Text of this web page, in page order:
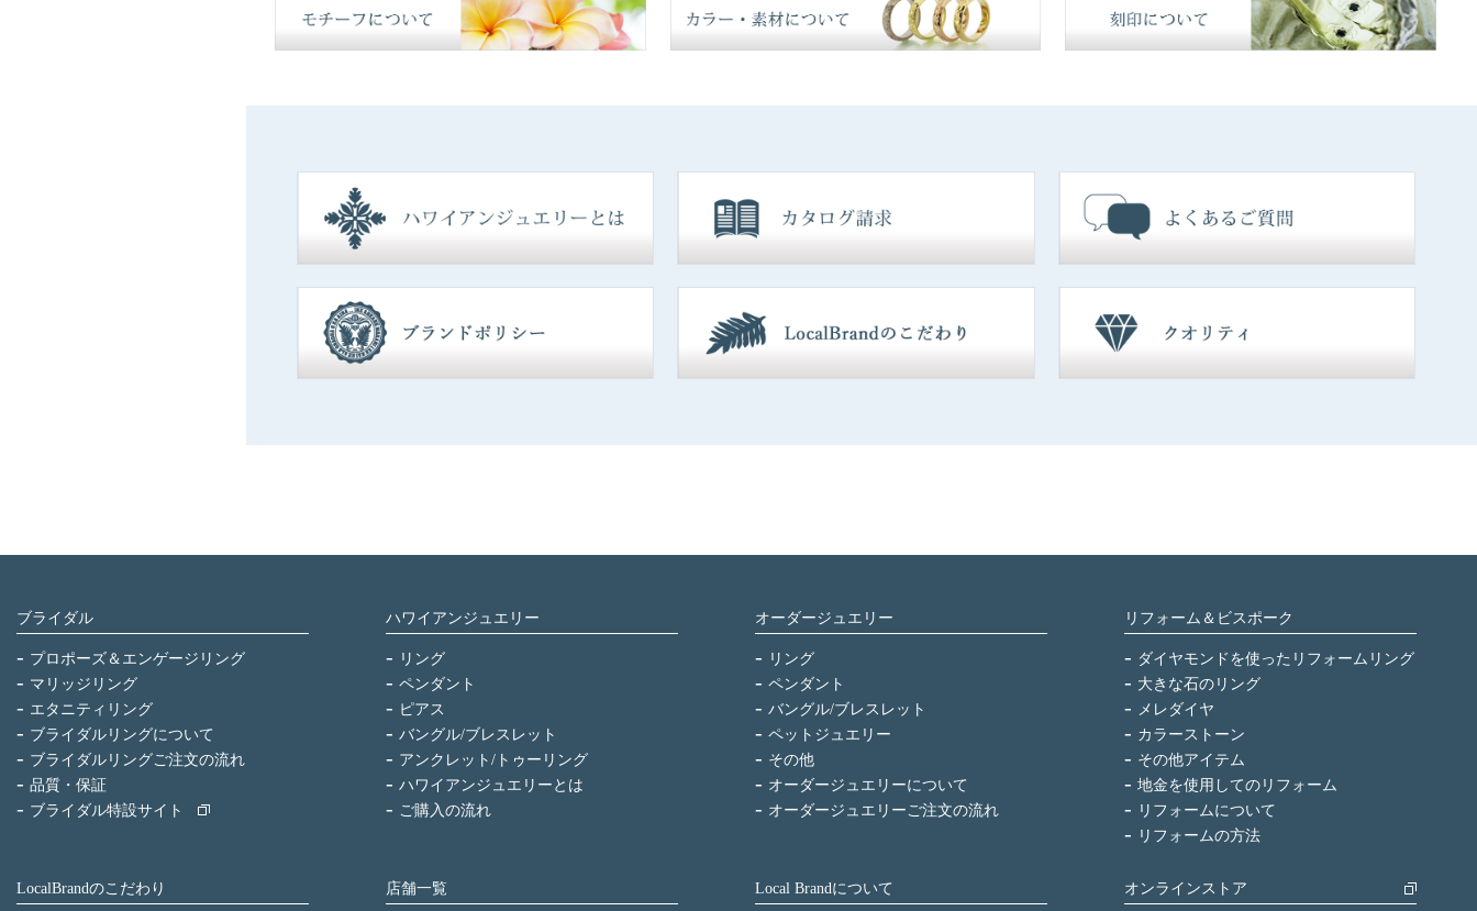
ブライダル
プロポーズ＆エンゲージリング
マリッジリング
エタニティリング
ブライダルリングについて
ブライダルリングご注文の流れ
品質・保証
ブライダル特設サイト
ハワイアンジュエリー
リング
ペンダント
ピアス
バングル/ブレスレット
アンクレット/トゥーリング
ハワイアンジュエリーとは
ご購入の流れ
オーダージュエリー
リング
ペンダント
バングル/ブレスレット
ペットジュエリー
その他
オーダージュエリーについて
オーダージュエリーご注文の流れ
リフォーム＆ビスポーク
ダイヤモンドを使ったリフォームリング
大きな石のリング
メレダイヤ
カラーストーン
その他アイテム
地金を使用してのリフォーム
リフォームについて
リフォームの方法
LocalBrandのこだわり 店舗一覧 Local Brandについて オンラインストア